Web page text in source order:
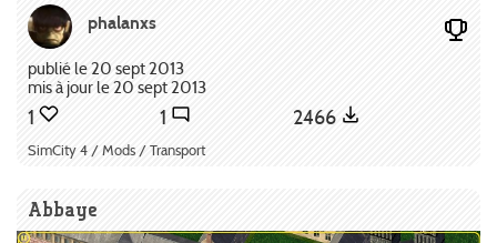
phalanxs
publié le 20 sept 2013
mis à jour le 20 sept 2013
1 1 2466
SimCity 4 / Mods / Transport
Abbaye